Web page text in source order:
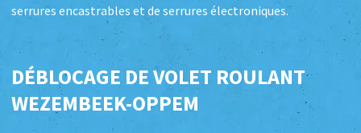
serrures encastrables et de serrures électroniques.
DÉBLOCAGE DE VOLET ROULANT
WEZEMBEEK-OPPEM